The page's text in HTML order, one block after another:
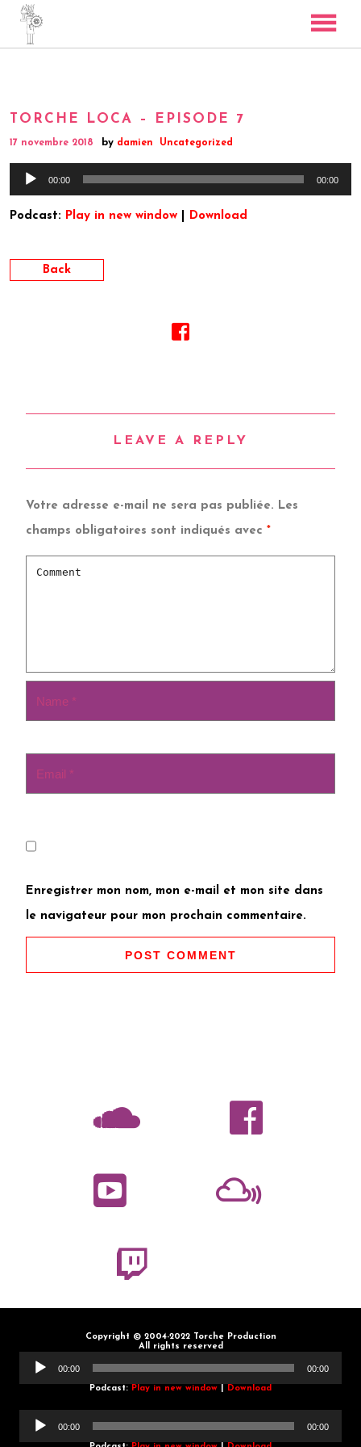
BASS COVERS
CONTACT
TORCHE LOCA – EPISODE 7
17 novembre 2018 by damien Uncategorized
Lecteur
audio
00:00 00:00
Podcast: Play in new window Download
Back
LEAVE A REPLY
Votre adresse e-mail ne sera pas publiée. Les
champs obligatoires sont indiqués avec *
Enregistrer mon nom, mon e-mail et mon site dans
le navigateur pour mon prochain commentaire.
Copyright © 2004-2022 Torche Production
All rights reserved
audio
00:00 00:00
Podcast: Play in new window Download
audio
00:00 00:00